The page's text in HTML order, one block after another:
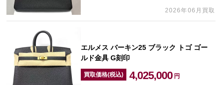
2026年06月買取
エルメス バーキン25 ブラック トゴ ゴー
ルド金具 G刻印
買取価格(税込) 4,025,000 円